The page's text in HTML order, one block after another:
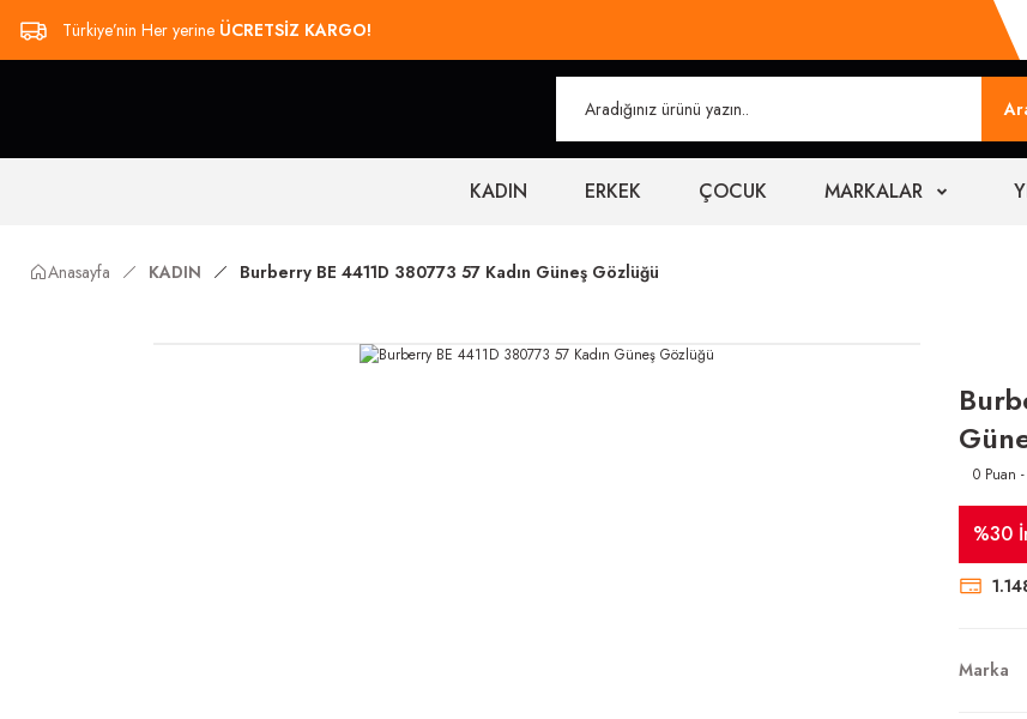
Türkiye’nin Her yerine ÜCRETSİZ KARGO!
KADIN ERKEK ÇOCUK MARKALAR
Anasayfa KADIN Burberry BE 4411D 380773 57 Kadın Güneş Gözlüğü
0 Puan
%30
Marka